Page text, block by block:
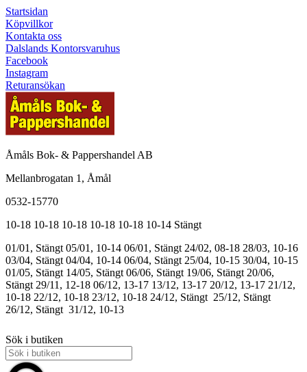
Startsidan
Köpvillkor
Kontakta oss
Dalslands Kontorsvaruhus
Facebook
Instagram
Returansökan
Åmåls Bok- & Pappershandel AB
Mellanbrogatan 1, Åmål
0532-15770
10-18 10-18 10-18 10-18 10-18 10-14 Stängt
01/01, Stängt 05/01, 10-14 06/01, Stängt 24/02, 08-18 28/03, 10-16
03/04, Stängt 04/04, 10-14 06/04, Stängt 25/04, 10-15 30/04, 10-15
01/05, Stängt 14/05, Stängt 06/06, Stängt 19/06, Stängt 20/06,
Stängt 29/11, 12-18 06/12, 13-17 13/12, 13-17 20/12, 13-17 21/12,
10-18 22/12, 10-18 23/12, 10-18 24/12, Stängt 25/12, Stängt
26/12, Stängt 31/12, 10-13
Sök i butiken